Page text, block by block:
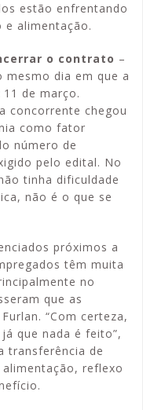
estão enfrentando
alimentação.
o contrato –
mesmo dia em que a
de março.
concorrente chegou
como fator
número de
pelo edital. No
tinha dificuldade
não é o que se
próximos a
têm muita
no
que as
“Com certeza,
que nada é feito”,
transferência de
reflexo